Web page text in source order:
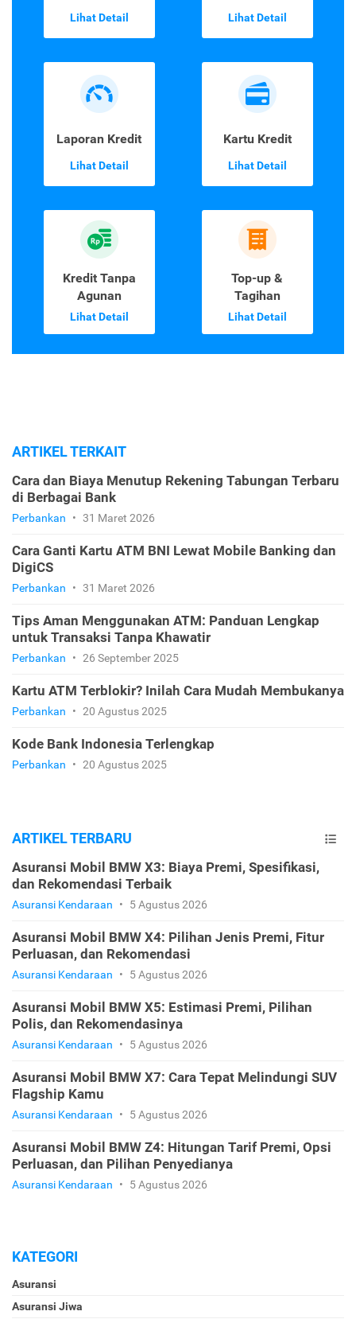
Lihat Detail Lihat Detail
Laporan Kredit
Lihat Detail
Kartu Kredit
Lihat Detail
Kredit Tanpa
Agunan
Lihat Detail
Top-up &
Tagihan
Lihat Detail
ARTIKEL TERKAIT
Cara dan Biaya Menutup Rekening Tabungan Terbaru
di Berbagai Bank
Perbankan • 31 Maret 2026
Cara Ganti Kartu ATM BNI Lewat Mobile Banking dan
DigiCS
Perbankan • 31 Maret 2026
Tips Aman Menggunakan ATM: Panduan Lengkap
untuk Transaksi Tanpa Khawatir
Perbankan • 26 September 2025
Kartu ATM Terblokir? Inilah Cara Mudah Membukanya
Perbankan • 20 Agustus 2025
Kode Bank Indonesia Terlengkap
Perbankan • 20 Agustus 2025
ARTIKEL TERBARU
Asuransi Mobil BMW X3: Biaya Premi, Spesifikasi,
dan Rekomendasi Terbaik
Asuransi Kendaraan • 5 Agustus 2026
Asuransi Mobil BMW X4: Pilihan Jenis Premi, Fitur
Perluasan, dan Rekomendasi
Asuransi Kendaraan • 5 Agustus 2026
Asuransi Mobil BMW X5: Estimasi Premi, Pilihan
Polis, dan Rekomendasinya
Asuransi Kendaraan • 5 Agustus 2026
Asuransi Mobil BMW X7: Cara Tepat Melindungi SUV
Flagship Kamu
Asuransi Kendaraan • 5 Agustus 2026
Asuransi Mobil BMW Z4: Hitungan Tarif Premi, Opsi
Perluasan, dan Pilihan Penyedianya
Asuransi Kendaraan • 5 Agustus 2026
KATEGORI
Asuransi
Asuransi Jiwa